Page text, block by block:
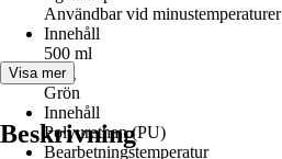
Användbar vid minustemperaturer
Innehåll
500 ml
Färg
Grön
Innehåll
Polyurethan (PU)
Bearbetningstemperatur
Visa mer
Beskrivning